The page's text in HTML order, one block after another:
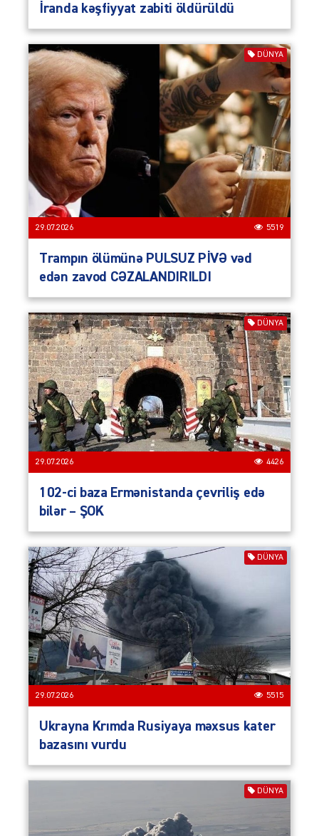
İranda kəşfiyyat zabiti öldürüldü
DÜNYA
29.07.2026 5519
Trampın ölümünə PULSUZ PİVƏ vəd
edən zavod CƏZALANDIRILDI
DÜNYA
29.07.2026 4426
102-ci baza Ermənistanda çevriliş edə
bilər – ŞOK
DÜNYA
29.07.2026 5515
Ukrayna Krımda Rusiyaya məxsus kater
bazasını vurdu
DÜNYA